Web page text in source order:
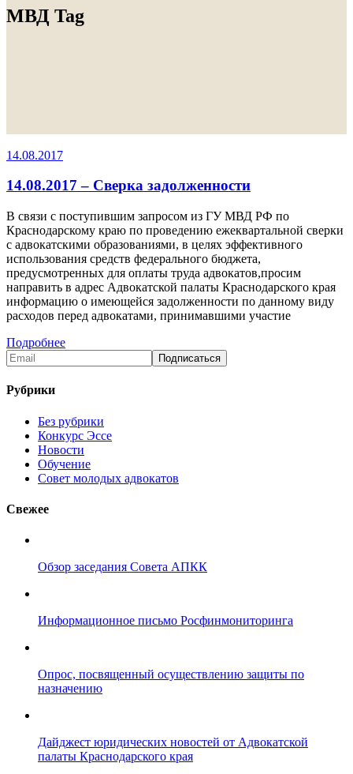
МВД Tag
14.08.2017
14.08.2017 – Сверка задолженности
В связи с поступившим запросом из ГУ МВД РФ по
Краснодарскому краю по проведению ежеквартальной сверки
с адвокатскими образованиями, в целях эффективного
использования средств федерального бюджета,
предусмотренных для оплаты труда адвокатов,просим
направить в адрес Адвокатской палаты Краснодарского края
информацию о имеющейся задолженности по данному виду
расходов перед адвокатами, принимавшими участие
Подробнее
Рубрики
Без рубрики
Конкурс Эссе
Новости
Обучение
Совет молодых адвокатов
Свежее
Обзор заседания Совета АПКК
Информационное письмо Росфинмониторинга
Опрос, посвященный осуществлению защиты по
назначению
Дайджест юридических новостей от Адвокатской
палаты Краснодарского края